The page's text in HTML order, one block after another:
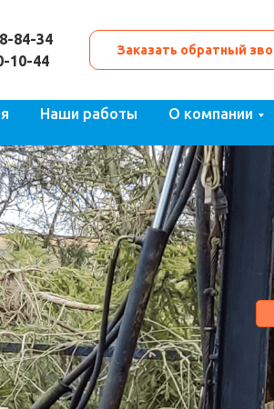
84-34
10-44
Заказать обратный
Наши работы О компании